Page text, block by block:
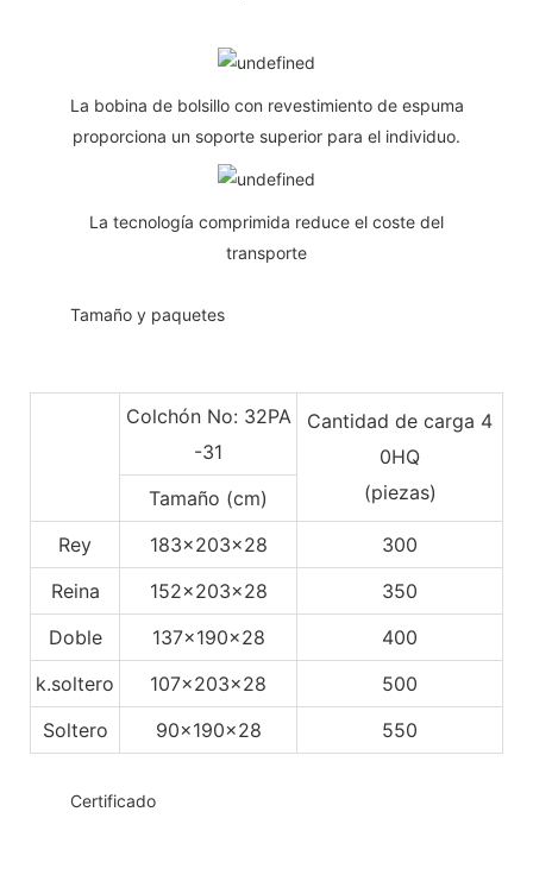
La bobina de bolsillo con revestimiento de espuma
proporciona un soporte superior para el individuo.
La tecnología comprimida reduce el coste del
transporte
Tamaño y paquetes
Colchón No: 32PA
-31
Cantidad de carga 4
0HQ
(piezas)
Tamaño (cm)
Rey
183x203x28
300
Reina
152x203x28
350
Doble
137x190x28
400
k.soltero
107x203x28
500
Soltero
90x190x28 550
Certificado